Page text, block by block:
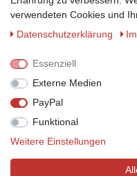
Zahlungsmöglichkeiten
Wir behalten uns das Recht
Zahlungsarten auszuschließen.
© Copyright 2026 Marabella´s
verwendeten Cookies und
Daten­schutz­erklärung
Essenziell
Externe Medien
PayPal
Funktional
Weitere Einstellungen